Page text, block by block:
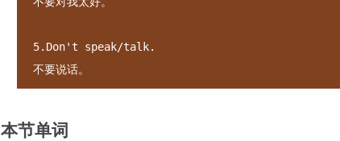
5.Don't speak/talk.
本节单词